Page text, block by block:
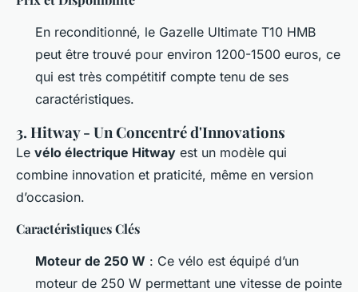
En reconditionné, le Gazelle Ultimate T10 HMB
peut être trouvé pour environ 1200-1500 euros, ce
qui est très compétitif compte tenu de ses
caractéristiques.
3. Hitway - Un Concentré d'Innovations
Le vélo électrique Hitway est un modèle qui
combine innovation et praticité, même en version
d’occasion.
Caractéristiques Clés
Moteur de 250 W : Ce vélo est équipé d’un
moteur de 250 W permettant une vitesse de pointe